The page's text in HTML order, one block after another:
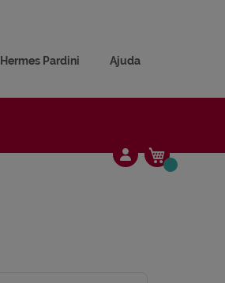
Hermes Pardini Ajuda
Alterar